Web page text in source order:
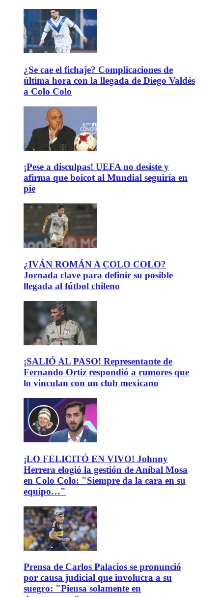
¿Se cae el fichaje? Complicaciones de
última hora con la llegada de Diego Valdés
a Colo Colo
¡Pese a disculpas! UEFA no desiste y
afirma que boicot al Mundial seguiría en
pie
¿IVÁN ROMÁN A COLO COLO?
Jornada clave para definir su posible
llegada al fútbol chileno
¡SALIÓ AL PASO! Representante de
Fernando Ortiz respondió a rumores que
lo vinculan con un club mexicano
¡LO FELICITÓ EN VIVO! Johnny
Herrera elogió la gestión de Aníbal Mosa
en Colo Colo: "Siempre da la cara en su
equipo…"
Prensa de Carlos Palacios se pronunció
por causa judicial que involucra a su
suegro: "Piensa solamente en